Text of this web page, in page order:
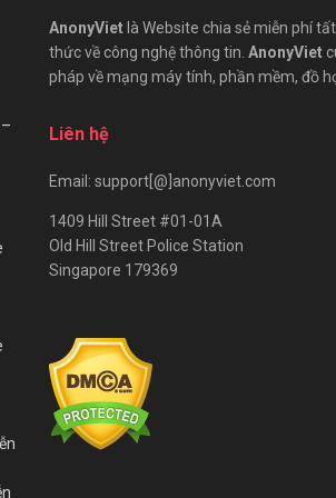
AnonyViet là Website chia sẻ miễn phí
thức về công nghệ thông tin. AnonyViet
pháp về mạng máy tính, phần mềm, đồ
Liên hệ
Email: support[@]anonyviet.com
1409 Hill Street #01-01A
Old Hill Street Police Station
Singapore 179369